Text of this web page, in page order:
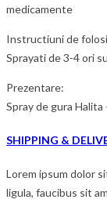
medicamente
Instructiuni de
Sprayati de 3-4 ori
Prezentare:
Spray de gura Halita
SHIPPING &
Lorem ipsum dolor
ligula, faucibus sit